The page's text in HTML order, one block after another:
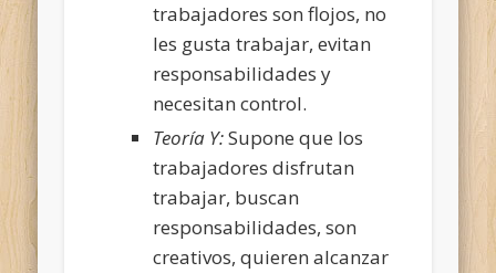
trabajadores son flojos, no
les gusta trabajar, evitan
responsabilidades y
necesitan control.
Teoría Y:Supone que los
trabajadores disfrutan
trabajar, buscan
responsabilidades, son
creativos, quieren alcanzar